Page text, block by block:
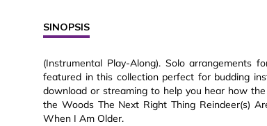
SINOPSIS
(Instrumental Play-Along). Solo arrangements
featured in this collection perfect for budding
download or streaming to help you hear how
the Woods The Next Right Thing Reindeer(s)
When I Am Older.